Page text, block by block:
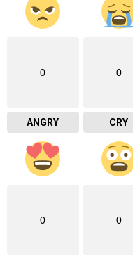
0
ANGRY
0
CRY
0 0